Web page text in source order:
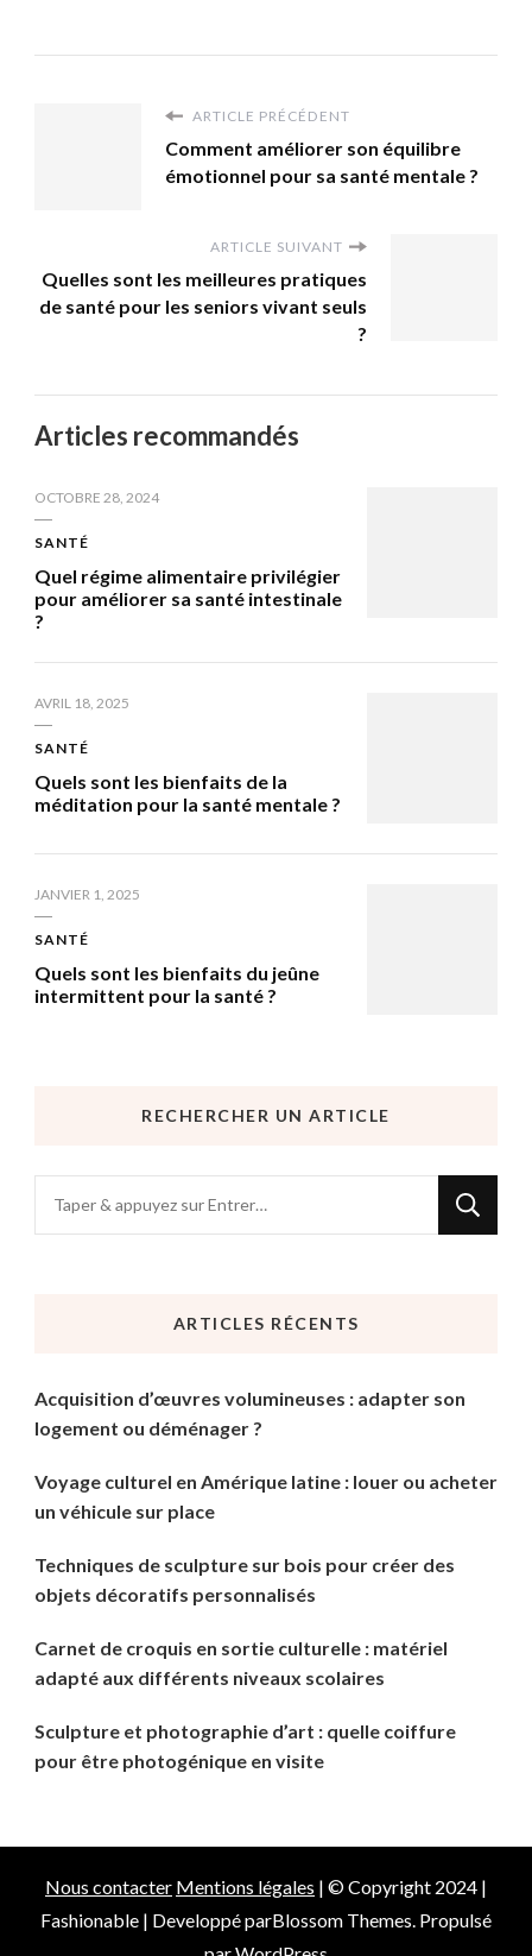
ARTICLE PRÉCÉDENT
Comment améliorer son équilibre
émotionnel pour sa santé mentale ?
ARTICLE SUIVANT
Quelles sont les meilleures pratiques
de santé pour les seniors vivant seuls
?
Articles recommandés
OCTOBRE 28, 2024
SANTÉ
Quel régime alimentaire privilégier
pour améliorer sa santé intestinale
?
AVRIL 18, 2025
SANTÉ
Quels sont les bienfaits de la
méditation pour la santé mentale ?
JANVIER 1, 2025
SANTÉ
Quels sont les bienfaits du jeûne
intermittent pour la santé ?
RECHERCHER UN ARTICLE
recherchiez
ARTICLES RÉCENTS
Acquisition d’œuvres volumineuses : adapter son
logement ou déménager ?
Voyage culturel en Amérique latine : louer ou acheter
un véhicule sur place
Techniques de sculpture sur bois pour créer des
objets décoratifs personnalisés
Carnet de croquis en sortie culturelle : matériel
adapté aux différents niveaux scolaires
Sculpture et photographie d’art : quelle coiffure
pour être photogénique en visite
Nous contacter Mentions légales | © Copyright 2024 |
Fashionable | Developpé parBlossom Themes . Propulsé